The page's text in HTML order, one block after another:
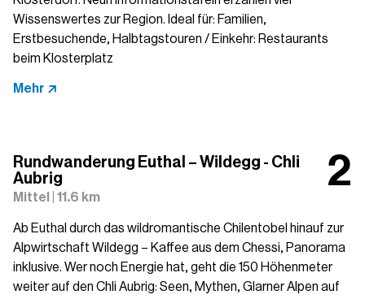
Wissenswertes zur Region. Ideal für: Familien,
Erstbesuchende, Halbtagstouren / Einkehr: Restaurants
beim Klosterplatz
Mehr
Rundwanderung Euthal – Wildegg - Chli
Aubrig
Mittel | 11.6 km
Ab Euthal durch das wildromantische Chilentobel hinauf zur
Alpwirtschaft Wildegg – Kaffee aus dem Chessi, Panorama
inklusive. Wer noch Energie hat, geht die 150 Höhenmeter
weiter auf den Chli Aubrig: Seen, Mythen, Glarner Alpen auf